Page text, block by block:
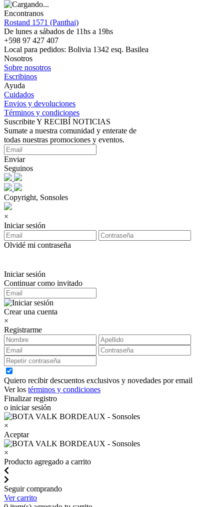
Encontranos
Rostand 1571 (Panthai)
De lunes a sábados de 11hs a 19hs
+598 97 427 407
Local para pedidos: Bolivia 1342 esq. Basilea
Nosotros
Sobre nosotros
Escribinos
Ayuda
Cuidados
Envios y devoluciones
Términos y condiciones
Suscribite Y RECIBÍ NOTICIAS
Sumate a nuestra comunidad y enterate de
todas nuestras promociones y eventos.
Enviar
Seguinos
Copyright, Sonsoles
×
Iniciar sesión
Olvidé mi contraseña
Iniciar sesión
Continuar como invitado
Crear una cuenta
×
Registrarme
Quiero recibir descuentos exclusivos y novedades por email
Ver los términos y condiciones
Finalizar registro
o iniciar sesión
×
Aceptar
×
Producto agregado a carrito
Seguir comprando
Ver carrito